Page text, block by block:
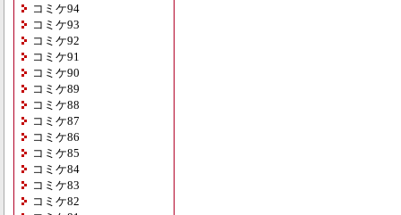
コミケ94
コミケ93
コミケ92
コミケ91
コミケ90
コミケ89
コミケ88
コミケ87
コミケ86
コミケ85
コミケ84
コミケ83
コミケ82